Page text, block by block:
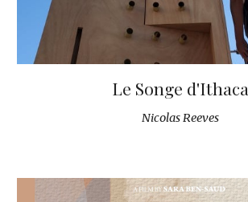
Le Songe d'Ithaca
Nicolas Reeves